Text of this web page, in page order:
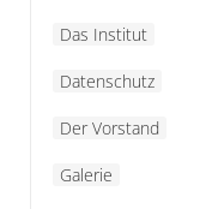
Das Institut
Datenschutz
Der Vorstand
Galerie